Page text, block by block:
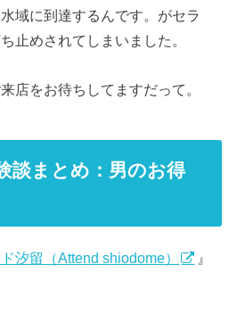
域に到達するんです。がセラ
止めされてしまいました。
店をお待ちしてますだって。
談まとめ：男のお得
汐留（Attend shiodome）
』